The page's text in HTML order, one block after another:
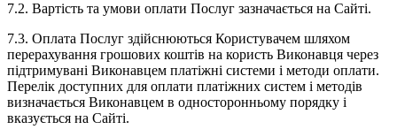
7.2. Вартість та умови оплати Послуг зазначається на Сайті.
7.3. Оплата Послуг здійснюються Користувачем шляхом
перерахування грошових коштів на користь Виконавця через
підтримувані Виконавцем платіжні системи і методи оплати.
Перелік доступних для оплати платіжних систем і методів
визначається Виконавцем в односторонньому порядку і
вказується на Сайті.